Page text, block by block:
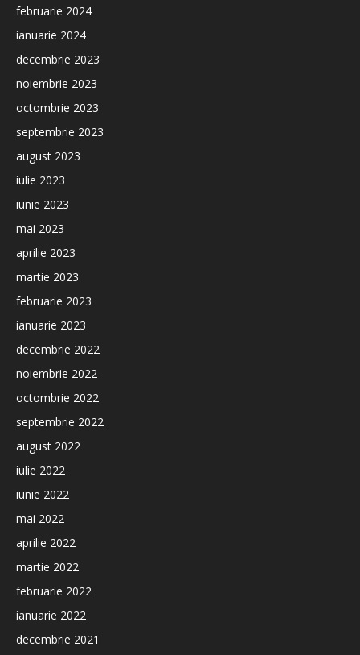
februarie 2024
ianuarie 2024
decembrie 2023
noiembrie 2023
octombrie 2023
septembrie 2023
august 2023
iulie 2023
iunie 2023
mai 2023
aprilie 2023
martie 2023
februarie 2023
ianuarie 2023
decembrie 2022
noiembrie 2022
octombrie 2022
septembrie 2022
august 2022
iulie 2022
iunie 2022
mai 2022
aprilie 2022
martie 2022
februarie 2022
ianuarie 2022
decembrie 2021